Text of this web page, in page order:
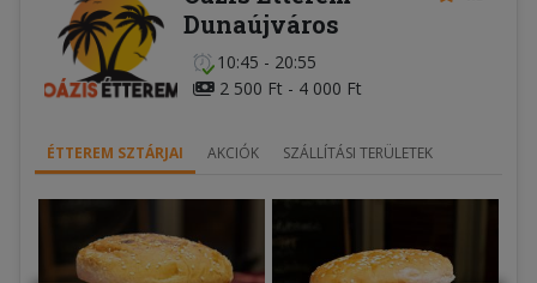
Dunaújváros
10:45 - 20:55
2 500 Ft - 4 000 Ft
ÉTTEREM SZTÁRJAI AKCIÓK SZÁLLÍTÁSI TERÜLETEK